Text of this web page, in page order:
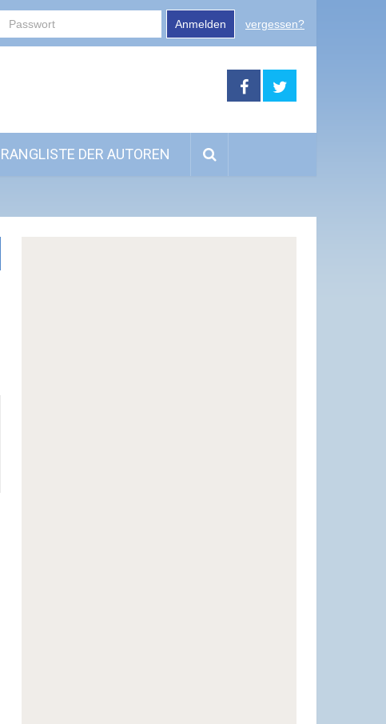
Anmelden vergessen?
RANGLISTE DER AUTOREN